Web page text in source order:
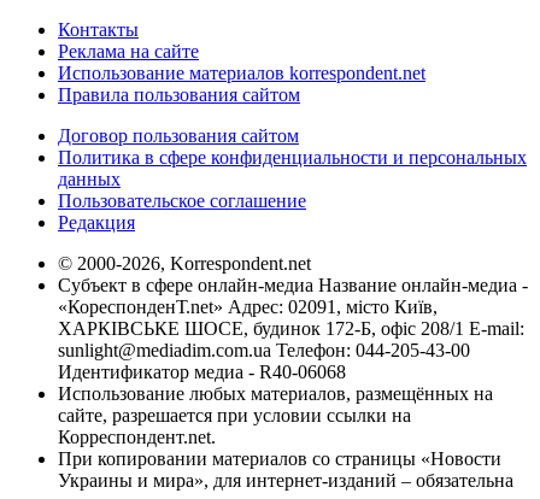
Контакты
Реклама на сайте
Использование материалов korrespondent.net
Правила пользования сайтом
Договор пользования сайтом
Политика в сфере конфиденциальности и персональных
данных
Пользовательское соглашение
Редакция
© 2000-2026, Korrespondent.net
Субъект в сфере онлайн-медиа Название онлайн-медиа -
«КореспонденТ.net» Адрес: 02091, місто Київ,
ХАРКІВСЬКЕ ШОСЕ, будинок 172-Б, офіс 208/1 E-mail:
sunlight@mediadim.com.ua Телефон: 044-205-43-00
Идентификатор медиа - R40-06068
Использование любых материалов, размещённых на
сайте, разрешается при условии ссылки на
Корреспондент.net.
При копировании материалов со страницы «Новости
Украины и мира», для интернет-изданий – обязательна